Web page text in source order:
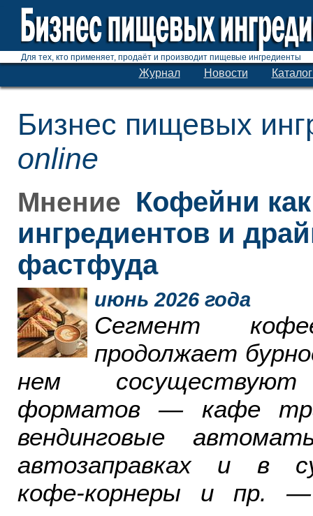
Для тех, кто применяет, продаёт и производит пищевые ингредиенты
Журнал Новости
Бизнес пищевых
online
Мнение Кофейни
ингредиентов и
фастфуда
июнь 2026 года
Сегмент
продолжает
нем
форматов — кафе
вендинговые
автозаправках и в
кофе-корнеры и пр.